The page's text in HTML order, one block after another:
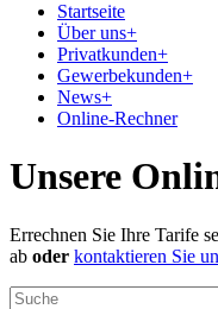
Startseite
Über uns+
Privatkunden+
Gewerbekunden+
News+
Online-Rechner
Unsere
Errechnen Sie Ihre Tarife
ab oder kontaktieren Sie